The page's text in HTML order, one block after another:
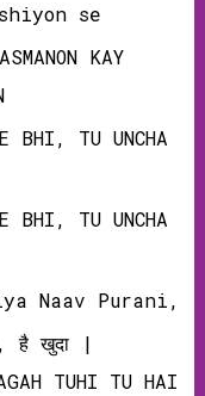
se
KAY
BHI, TU UNCHA
BHI, TU UNCHA
Naav Purani,
है खुदा |
TUHI TU HAI